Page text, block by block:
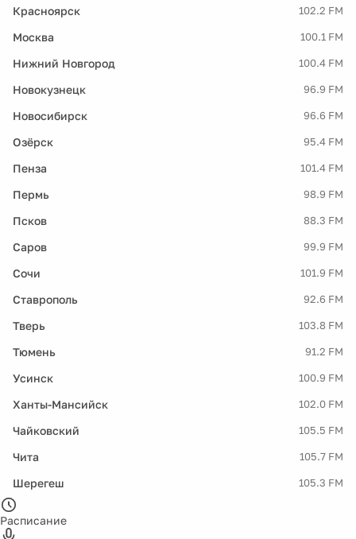
Красноярск 102.2 FM
Москва 100.1 FM
Нижний Новгород 100.4 FM
Новокузнецк 96.9 FM
Новосибирск 96.6 FM
Озёрск 95.4 FM
Пенза 101.4 FM
Пермь 98.9 FM
Псков 88.3 FM
Саров 99.9 FM
Сочи 101.9 FM
Ставрополь 92.6 FM
Тверь 103.8 FM
Тюмень 91.2 FM
Усинск 100.9 FM
Ханты-Мансийск 102.0 FM
Чайковский 105.5 FM
Чита 105.7 FM
Шерегеш 105.3 FM
Расписание